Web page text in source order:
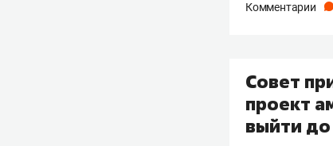
Комментарии
Совет
проект
выйти